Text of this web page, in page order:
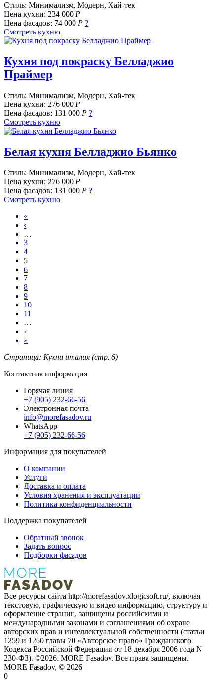
Стиль: Минимализм, Модерн, Хай-тек
Цена кухни: 234 000 Р
Цена фасадов: 74 000 Р ?
Смотреть кухню
Кухня под покраску Белладжио
Праймер
Стиль: Минимализм, Модерн, Хай-тек
Цена кухни: 276 000 Р
Цена фасадов: 131 000 Р ?
Смотреть кухню
Белая кухня Белладжио Бьянко
Стиль: Минимализм, Модерн, Хай-тек
Цена кухни: 276 000 Р
Цена фасадов: 131 000 Р ?
Смотреть кухню
«
‹
…
3
4
5
6
7
8
9
10
11
…
›
»
Страница: Кухни италия (стр. 6)
Контактная информация
Горячая линия
+7 (905) 232-66-56
Электронная почта
info@morefasadov.ru
WhatsApp
+7 (905) 232-66-56
Информация для покупателей
О компании
Услуги
Доставка и оплата
Условия хранения и эксплуатации
Политика конфиденциальности
Поддержка покупателей
Обратный звонок
Задать вопрос
Подборки фасадов
Все ресурсы сайта http://morefasadov.xlogicsoft.ru/, включая
текстовую, графическую и видео информацию, структуру и
оформление страниц, защищены российскими и
международными законами и соглашениями об охране
авторских прав и интеллектуальной собственности (статьи
1259 и 1260 главы 70 «Авторское право» Гражданского
Кодекса Российской Федерации от 18 декабря 2006 года N
230-ФЗ). ©2026. MORE Fasadov. Все права защищены.
MORE Fasadov, © 2026
0